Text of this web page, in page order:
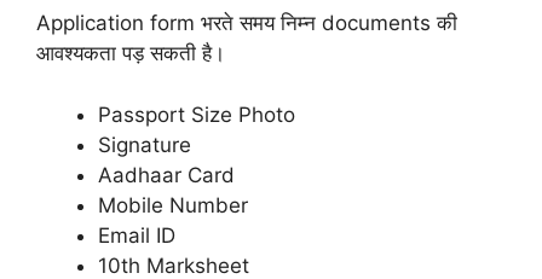
Application form भरते समय निम्न documents की
आवश्यकता पड़ सकती है।
Passport Size Photo
Signature
Aadhaar Card
Mobile Number
Email ID
10th Marksheet